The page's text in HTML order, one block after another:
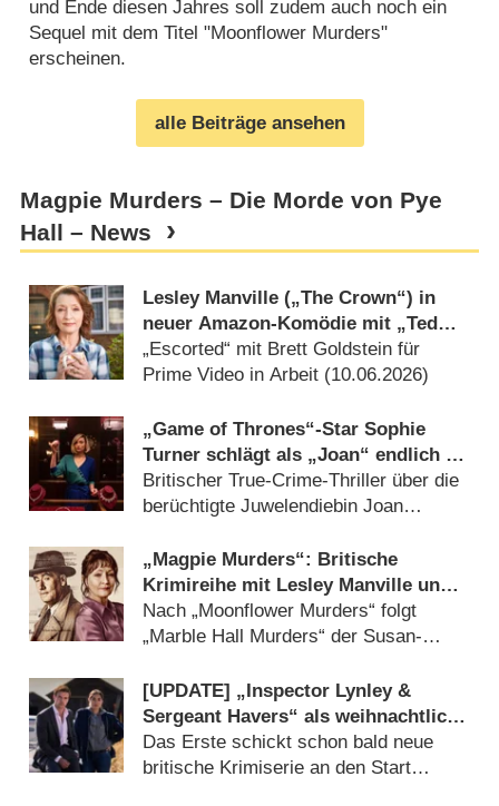
und Ende diesen Jahres soll zudem auch noch ein
Sequel mit dem Titel "Moonflower Murders"
erscheinen.
alle Beiträge ansehen
Magpie Murders – Die Morde von Pye
Hall – News
Lesley Manville („The Crown“) in
neuer Amazon-Komödie mit „Ted
Lasso“-Star
„Escorted“ mit Brett Goldstein für
Prime Video in Arbeit (10.06.2026)
„Game of Thrones“-Star Sophie
Turner schlägt als „Joan“ endlich im
Free-TV zu
Britischer True-Crime-Thriller über die
berüchtigte Juwelendiebin Joan
„Magpie Murders“: Britische
Krimireihe mit Lesley Manville und
Tim McMullan wird fortgesetzt
Nach „Moonflower Murders“ folgt
„Marble Hall Murders“ der Susan-
[UPDATE] „Inspector Lynley &
Sergeant Havers“ als weihnachtliche
Deutschlandpremiere
Das Erste schickt schon bald neue
britische Krimiserie an den Start